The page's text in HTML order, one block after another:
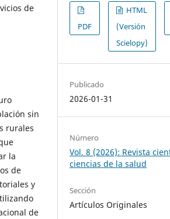
de
sin
rurales
la
de
y
de
PDF
HTML
(Versión
Scielopy)
Publicado
2026-01-31
Número
Vol. 8 (2026): Revista
ciencias de la salud
Sección
Artículos Originales